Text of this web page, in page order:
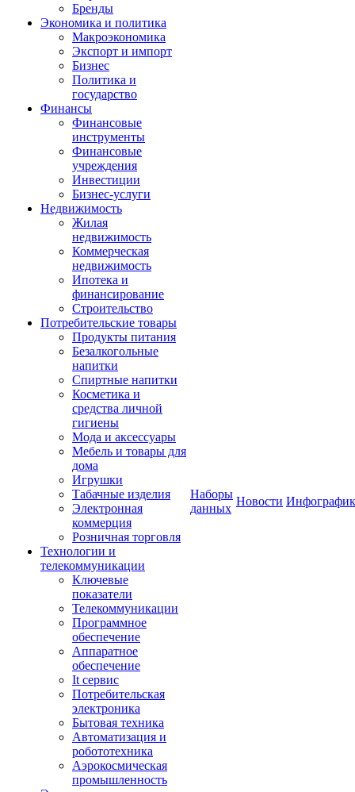
Бренды
Экономика и политика
Макроэкономика
Экспорт и импорт
Бизнес
Политика и
государство
Финансы
Финансовые
инструменты
Финансовые
учреждения
Инвестиции
Бизнес-услуги
Недвижимость
Жилая
недвижимость
Коммерческая
недвижимость
Ипотека и
финансирование
Строительство
Потребительские товары
Продукты питания
Безалкогольные
напитки
Спиртные напитки
Косметика и
средства личной
гигиены
Мода и аксессуары
Мебель и товары для
дома
Игрушки
Табачные изделия
Электронная
коммерция
Розничная торговля
Технологии и
телекоммуникации
Ключевые
показатели
Телекоммуникации
Программное
обеспечение
Аппаратное
обеспечение
It сервис
Потребительская
электроника
Бытовая техника
Автоматизация и
робототехника
Аэрокосмическая
промышленность
Наборы
данных
Новости